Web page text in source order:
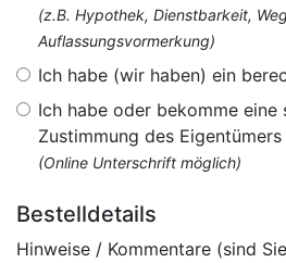
(z.B. Hypothek, Dienstbarkeit,
Auflassungsvormerkung)
Ich habe (wir haben) ein
Ich habe oder bekomme eine
Zustimmung des Eigentümers
(Online Unterschrift möglich)
Bestelldetails
Hinweise / Kommentare (sind